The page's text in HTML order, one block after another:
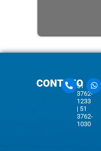
CONTATO
51
3762-
1233
| 51
3762-
1030